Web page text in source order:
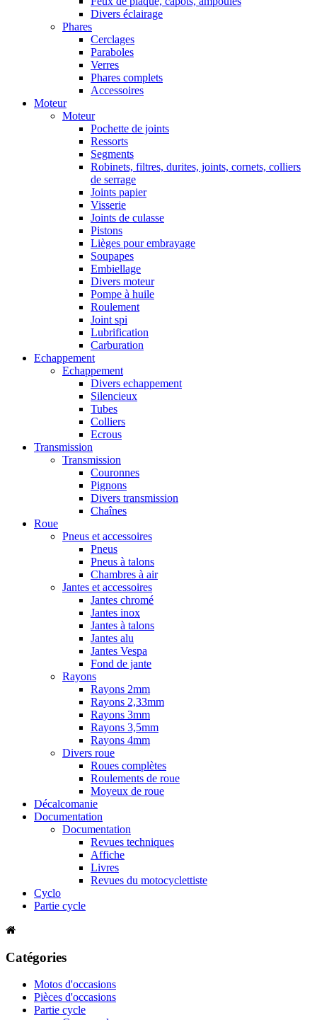
Divers éclairage
Phares
Cerclages
Paraboles
Verres
Phares complets
Accessoires
Moteur
Moteur
Pochette de joints
Ressorts
Segments
Robinets, filtres, durites, joints, cornets, colliers
de serrage
Joints papier
Visserie
Joints de culasse
Pistons
Lièges pour embrayage
Soupapes
Embiellage
Divers moteur
Pompe à huile
Roulement
Joint spi
Lubrification
Carburation
Echappement
Echappement
Divers echappement
Silencieux
Tubes
Colliers
Ecrous
Transmission
Transmission
Couronnes
Pignons
Divers transmission
Chaînes
Roue
Pneus et accessoires
Pneus
Pneus à talons
Chambres à air
Jantes et accessoires
Jantes chromé
Jantes inox
Jantes à talons
Jantes alu
Jantes Vespa
Fond de jante
Rayons
Rayons 2mm
Rayons 2,33mm
Rayons 3mm
Rayons 3,5mm
Rayons 4mm
Divers roue
Roues complètes
Roulements de roue
Moyeux de roue
Décalcomanie
Documentation
Documentation
Revues techniques
Affiche
Livres
Revues du motocyclettiste
Cyclo
Partie cycle
Catégories
Motos d'occasions
Pièces d'occasions
Partie cycle